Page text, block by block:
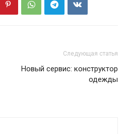
Следующая статья
Новый сервис: конструктор
одежды